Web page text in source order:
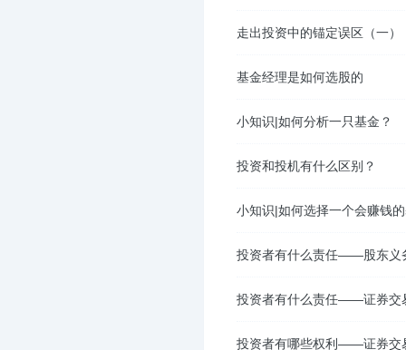
走出投资中的锚定误区（一）
基金经理是如何选股的
小知识|如何分析一只基金？
投资和投机有什么区别？
小知识|如何选择一个会赚钱
投资者有什么责任——股东义
投资者有什么责任——证券交
投资者有哪些权利——证券交